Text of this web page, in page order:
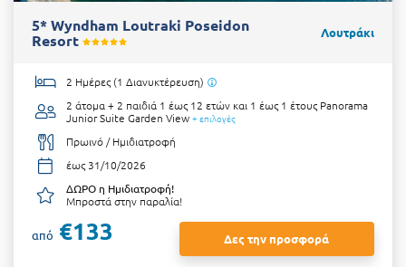
5* Wyndham Loutraki Poseidon
Resort
Λουτράκι
2 Ημέρες (1 Διανυκτέρευση)
2 άτομα + 2 παιδιά 1 έως 12 ετών και 1 έως 1 έτους Panorama
Junior Suite Garden View + επιλογές
Πρωινό / Ημιδιατροφή
έως 31/10/2026
ΔΩΡΟ η Ημιδιατροφή!
Μπροστά στην παραλία!
από €133 Δες την προσφορά